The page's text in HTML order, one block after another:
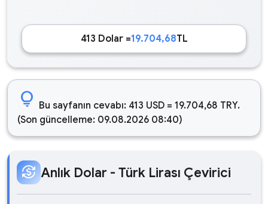
413 Dolar =19.704,68TL
lightbulb Bu sayfanın cevabı: 413 USD = 19.704,68 TRY.
(Son güncelleme: 09.08.2026 08:40)
currency_exchange Anlık Dolar - Türk Lirası Çevirici